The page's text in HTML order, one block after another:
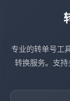
专业的转单号工
转换服务。支持